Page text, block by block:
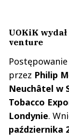
UOKiK
venture
przez Philip
Neuchâtel w
Tobacco
Londynie.
października